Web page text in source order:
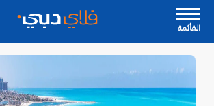
القأئمة